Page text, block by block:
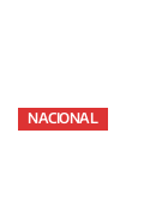
NACIONAL